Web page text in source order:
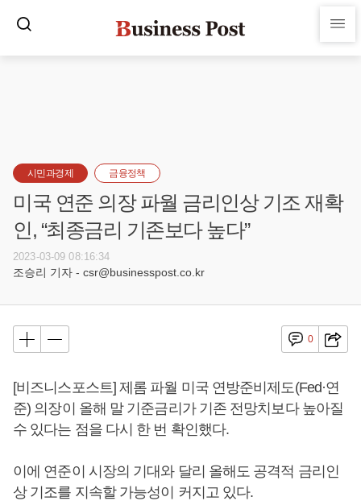
시민과경제 금융정책
미국 연준 의장 파월 금리인상 기조 재확
인, “최종금리 기존보다 높다”
2023-03-09 08:16:34
조승리 기자 - csr@businesspost.co.kr
0
[비즈니스포스트] 제롬 파월 미국 연방준비제도(Fed·연
준) 의장이 올해 말 기준금리가 기존 전망치보다 높아질
수 있다는 점을 다시 한 번 확인했다.
이에 연준이 시장의 기대와 달리 올해도 공격적 금리인
상 기조를 지속할 가능성이 커지고 있다.